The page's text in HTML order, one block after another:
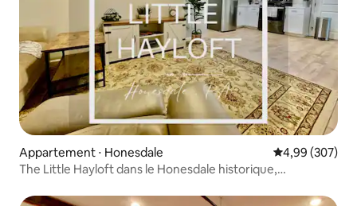
Appartement ⋅ Honesdale Évaluation
4,99 (307)
The Little Hayloft dans le Honesdale historique,